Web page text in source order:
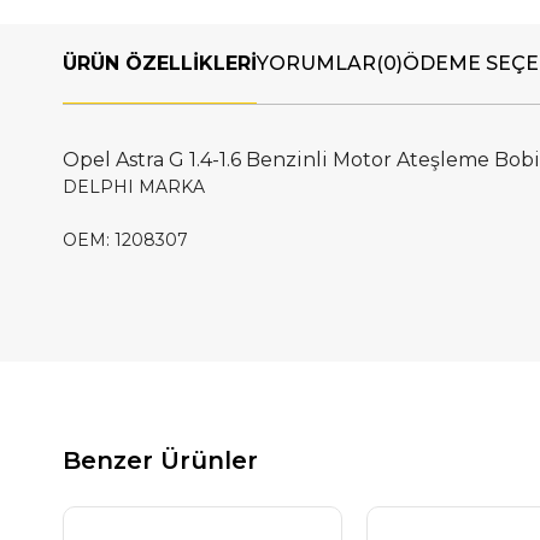
ÜRÜN ÖZELLIKLERIYORUMLAR(0)ÖDEME
Opel Astra G 1.4-1.6 Benzinli Motor Ateşleme
DELPHI MARKA
OEM: 1208307
Benzer Ürünler